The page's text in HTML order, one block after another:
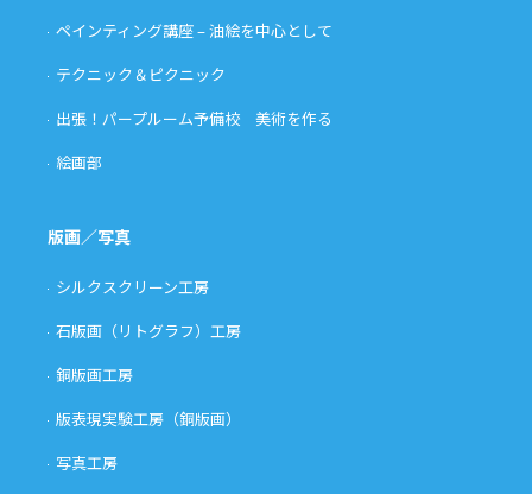
ペインティング講座 – 油絵を中心として
テクニック＆ピクニック
出張！パープルーム予備校 美術を作る
絵画部
版画／写真
シルクスクリーン工房
石版画（リトグラフ）工房
銅版画工房
版表現実験工房（銅版画）
写真工房